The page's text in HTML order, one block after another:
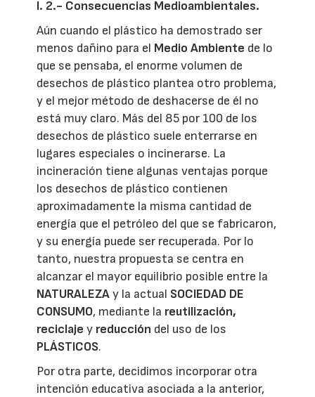
I. 2.- Consecuencias Medioambientales.
Aún cuando el plástico ha demostrado ser
menos dañino para el Medio Ambiente de lo
que se pensaba, el enorme volumen de
desechos de plástico plantea otro problema,
y el mejor método de deshacerse de él no
está muy claro. Más del 85 por 100 de los
desechos de plástico suele enterrarse en
lugares especiales o incinerarse. La
incineración tiene algunas ventajas porque
los desechos de plástico contienen
aproximadamente la misma cantidad de
energía que el petróleo del que se fabricaron,
y su energía puede ser recuperada. Por lo
tanto, nuestra propuesta se centra en
alcanzar el mayor equilibrio posible entre la
NATURALEZAy la actual SOCIEDAD DE
CONSUMO, mediante la reutilización,
reciclaje y reducción del uso de los
PLÁSTICOS.
Por otra parte, decidimos incorporar otra
intención educativa asociada a la anterior,